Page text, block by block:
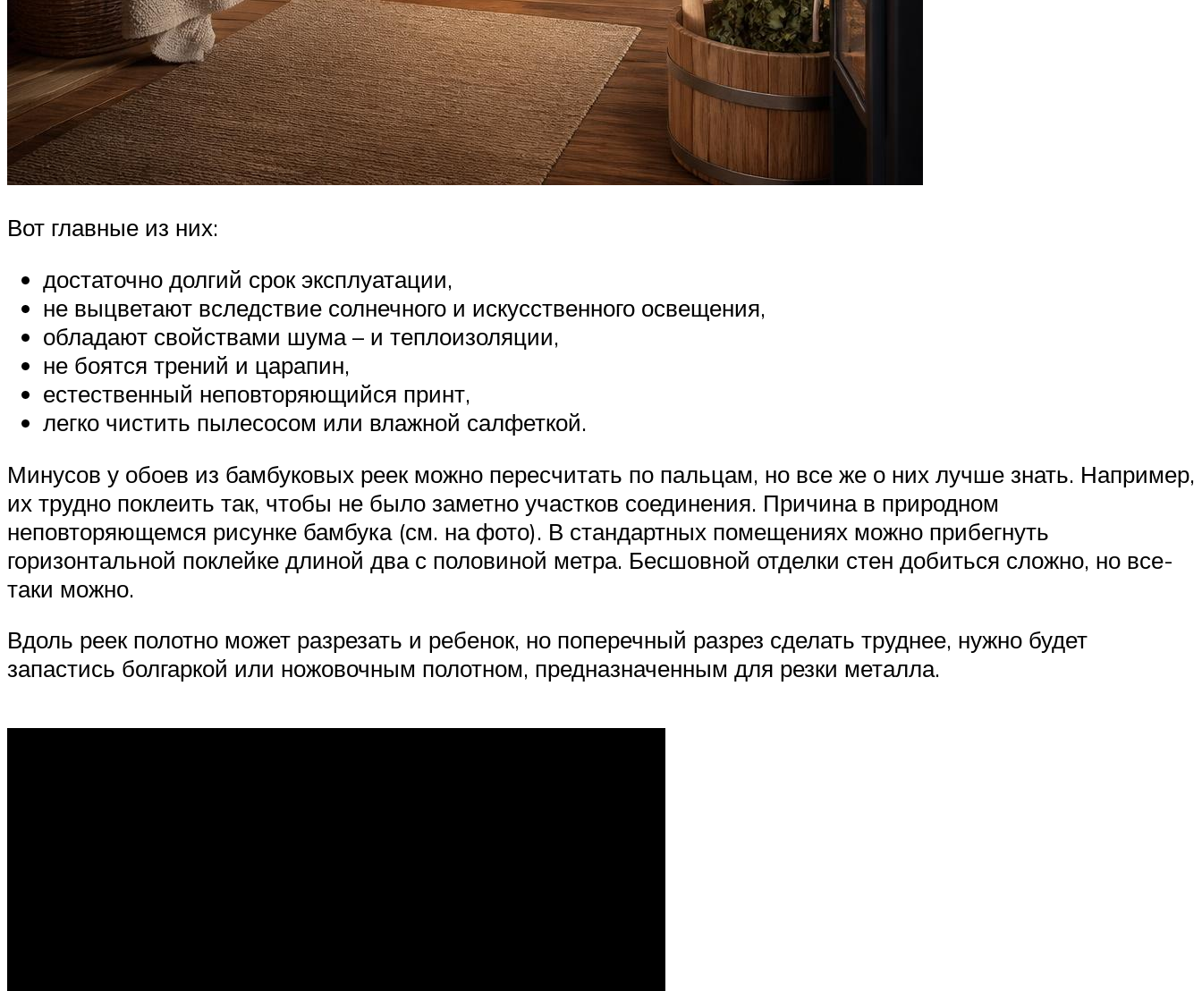
Вот главные из них:
достаточно долгий срок эксплуатации,
не выцветают вследствие солнечного и искусственного освещения,
обладают свойствами шума – и теплоизоляции,
не боятся трений и царапин,
естественный неповторяющийся принт,
легко чистить пылесосом или влажной салфеткой.
Минусов у обоев из бамбуковых реек можно пересчитать по пальцам, но все же о них лучше знать. Например,
их трудно поклеить так, чтобы не было заметно участков соединения. Причина в природном
неповторяющемся рисунке бамбука (см. на фото). В стандартных помещениях можно прибегнуть
горизонтальной поклейке длиной два с половиной метра. Бесшовной отделки стен добиться сложно, но все-
таки можно.
Вдоль реек полотно может разрезать и ребенок, но поперечный разрез сделать труднее, нужно будет
запастись болгаркой или ножовочным полотном, предназначенным для резки металла.